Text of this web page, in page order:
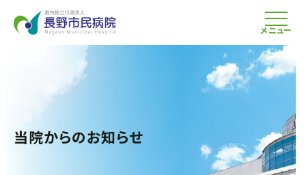
メニュー
当院からのお知らせ